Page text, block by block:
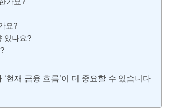
요?
있나요?
현재 금융 흐름’이 더 중요할 수 있습니다